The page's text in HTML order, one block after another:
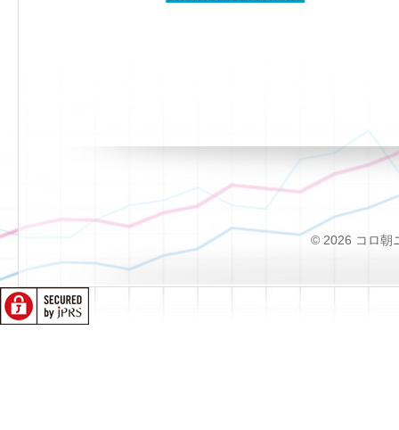
© 2026 コロ朝